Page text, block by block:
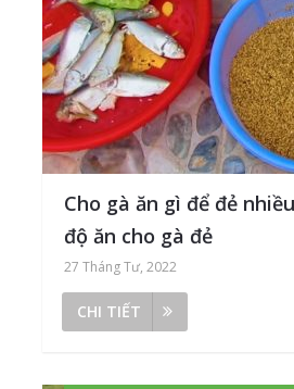
Cho gà ăn gì để đẻ
độ ăn cho gà đẻ
27 Tháng Tư, 2022
CHI TIẾT